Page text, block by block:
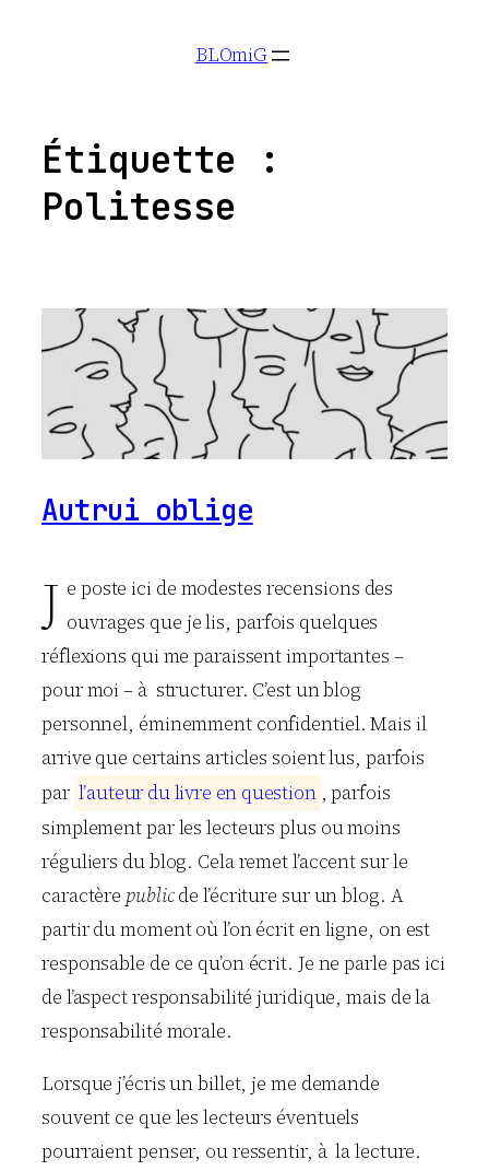
BLOmiG
Étiquette :
Politesse
Autrui oblige
J e poste ici de modestes recensions des
ouvrages que je lis, parfois quelques
réflexions qui me paraissent importantes –
pour moi – à structurer. C’est un blog
personnel, éminemment confidentiel. Mais il
arrive que certains articles soient lus, parfois
par l’auteur dulivre en question , parfois
simplement par les lecteurs plus ou moins
réguliers du blog. Cela remet l’accent sur le
caractère publicde l’écriture sur un blog. A
partir du moment où l’on écrit en ligne, on est
responsable de ce qu’on écrit. Je ne parle pas ici
de l’aspect responsabilité juridique, mais de la
responsabilité morale.
Lorsque j’écris un billet, je me demande
souvent ce que les lecteurs éventuels
pourraient penser, ou ressentir, à la lecture.